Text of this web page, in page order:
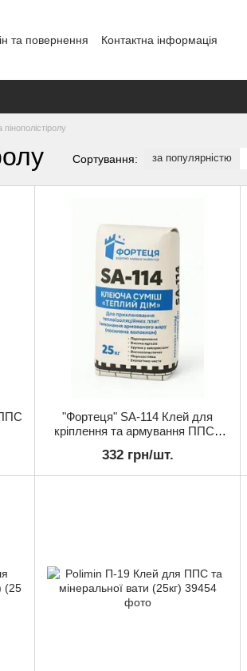
та повернення Контактна інформація
Сортування: за популярністю
"Фортеця" SА-114 Клей для
кріплення та армування ППС -
332 грн/шт.